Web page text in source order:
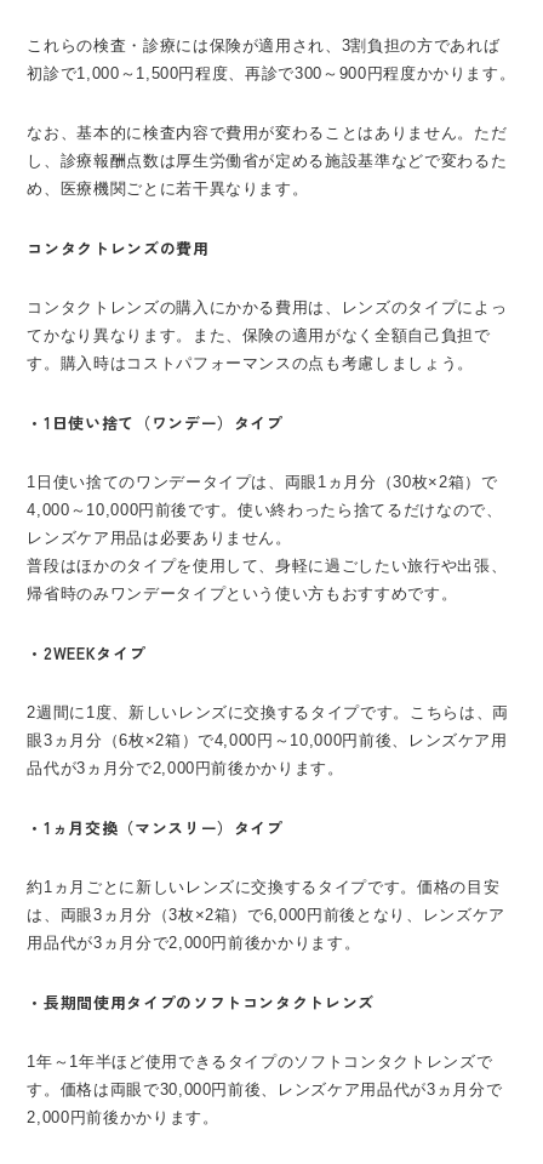
これらの検査・診療には保険が適用され、3割負担の方であれば
初診で1,000～1,500円程度、再診で300～900円程度かかります。
なお、基本的に検査内容で費用が変わることはありません。ただ
し、診療報酬点数は厚生労働省が定める施設基準などで変わるた
め、医療機関ごとに若干異なります。
コンタクトレンズの費用
コンタクトレンズの購入にかかる費用は、レンズのタイプによっ
てかなり異なります。また、保険の適用がなく全額自己負担で
す。購入時はコストパフォーマンスの点も考慮しましょう。
・1日使い捨て（ワンデー）タイプ
1日使い捨てのワンデータイプは、両眼1ヵ月分（30枚×2箱）で
4,000～10,000円前後です。使い終わったら捨てるだけなので、
レンズケア用品は必要ありません。
普段はほかのタイプを使用して、身軽に過ごしたい旅行や出張、
帰省時のみワンデータイプという使い方もおすすめです。
・2WEEKタイプ
2週間に1度、新しいレンズに交換するタイプです。こちらは、両
眼3ヵ月分（6枚×2箱）で4,000円～10,000円前後、レンズケア用
品代が3ヵ月分で2,000円前後かかります。
・1ヵ月交換（マンスリー）タイプ
約1ヵ月ごとに新しいレンズに交換するタイプです。価格の目安
は、両眼3ヵ月分（3枚×2箱）で6,000円前後となり、レンズケア
用品代が3ヵ月分で2,000円前後かかります。
・長期間使用タイプのソフトコンタクトレンズ
1年～1年半ほど使用できるタイプのソフトコンタクトレンズで
す。価格は両眼で30,000円前後、レンズケア用品代が3ヵ月分で
2,000円前後かかります。